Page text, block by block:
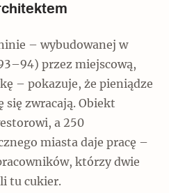
– wybudowanej w
przez miejscową,
– pokazuje, że pieniądze
się zwracają. Obiekt
a 250
miasta daje pracę –
którzy dwie
tu cukier.